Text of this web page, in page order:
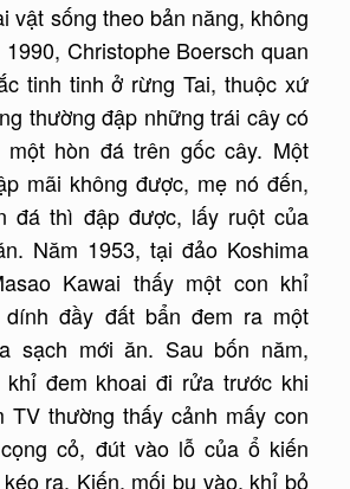
vật sống theo bản năng, không
Christophe Boersch quan
tinh tinh ở rừng Tai, thuộc xứ
thường đập những trái cây có
hòn đá trên gốc cây. Một
mãi không được, mẹ nó đến,
đá thì đập được, lấy ruột của
Năm 1953, tại đảo Koshima
Kawai thấy một con khỉ
đầy đất bẩn đem ra một
sạch mới ăn. Sau bốn năm,
đem khoai đi rửa trước khi
TV thường thấy cảnh mấy con
cỏ, đút vào lỗ của ổ kiến
ra. Kiến, mối bu vào, khỉ bỏ